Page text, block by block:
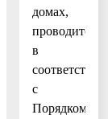
домах,
проводится
в
соответствии
с
Порядком